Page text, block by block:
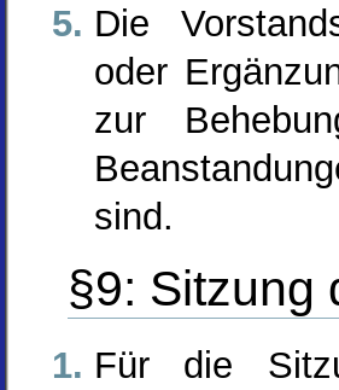
Die
oder
zur
sind.
§9: Sitzung
Für die